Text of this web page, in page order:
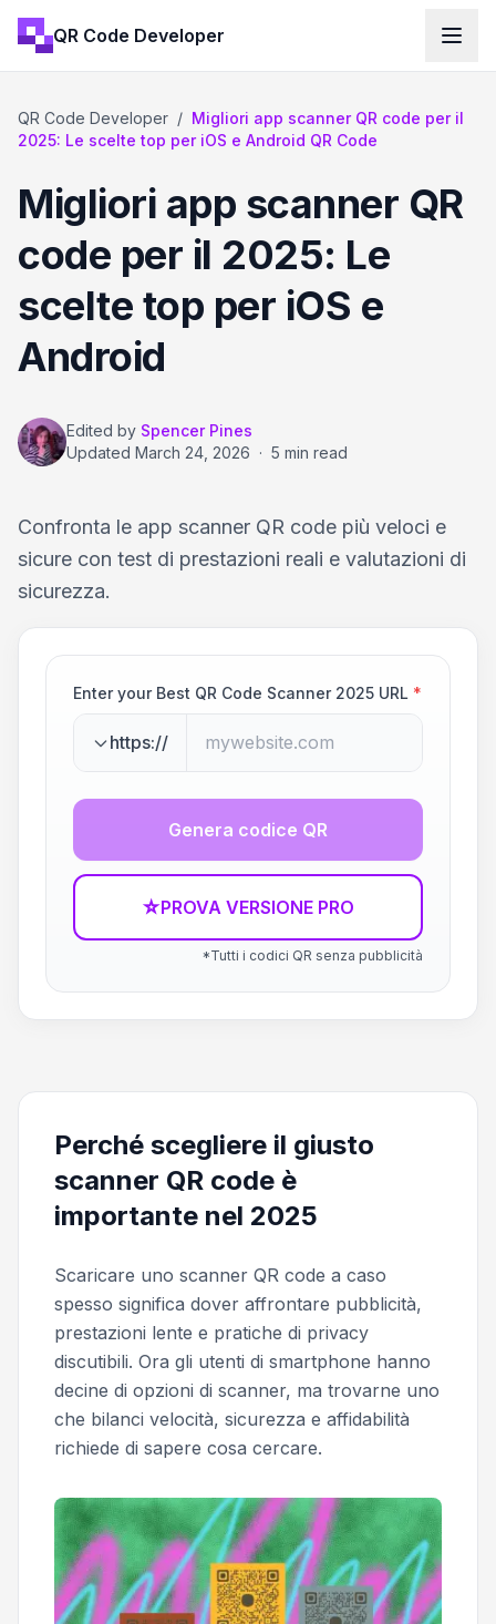
QR Code Developer
QR Code Developer / Migliori app scanner QR code per il
2025: Le scelte top per iOS e Android QR Code
Migliori app scanner QR
code per il 2025: Le
scelte top per iOS e
Android
Edited by Spencer Pines
Updated March 24, 2026 · 5 min read
Confronta le app scanner QR code più veloci e
sicure con test di prestazioni reali e valutazioni di
sicurezza.
Enter your Best QR Code Scanner 2025 URL *
https://
Genera codice QR
☆PROVA VERSIONE PRO
*Tutti i codici QR senza pubblicità
Perché scegliere il giusto
scanner QR code è
importante nel 2025
Scaricare uno scanner QR code a caso
spesso significa dover affrontare pubblicità,
prestazioni lente e pratiche di privacy
discutibili. Ora gli utenti di smartphone hanno
decine di opzioni di scanner, ma trovarne uno
che bilanci velocità, sicurezza e affidabilità
richiede di sapere cosa cercare.